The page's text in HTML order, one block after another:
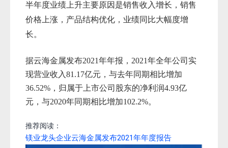
半年度业绩上升主要原因是销售收入增长，销售
价格上涨，产品结构优化，业绩同比大幅度增
长。
据云海金属发布2021年年报，2021年全年公司实
现营业收入81.17亿元，与去年同期相比增加
36.52%，归属于上市公司股东的净利润4.93亿
元，与2020年同期相比增加102.2%。
推荐阅读：
镁业龙头企业云海金属发布2021年年度报告